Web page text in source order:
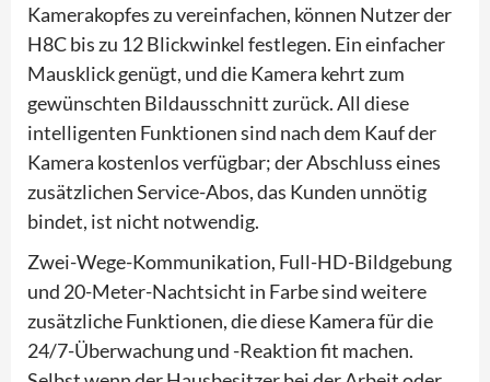
Kamerakopfes zu vereinfachen, können Nutzer der
H8C bis zu 12 Blickwinkel festlegen. Ein einfacher
Mausklick genügt, und die Kamera kehrt zum
gewünschten Bildausschnitt zurück. All diese
intelligenten Funktionen sind nach dem Kauf der
Kamera kostenlos verfügbar; der Abschluss eines
zusätzlichen Service-Abos, das Kunden unnötig
bindet, ist nicht notwendig.
Zwei-Wege-Kommunikation, Full-HD-Bildgebung
und 20-Meter-Nachtsicht in Farbe sind weitere
zusätzliche Funktionen, die diese Kamera für die
24/7-Überwachung und -Reaktion fit machen.